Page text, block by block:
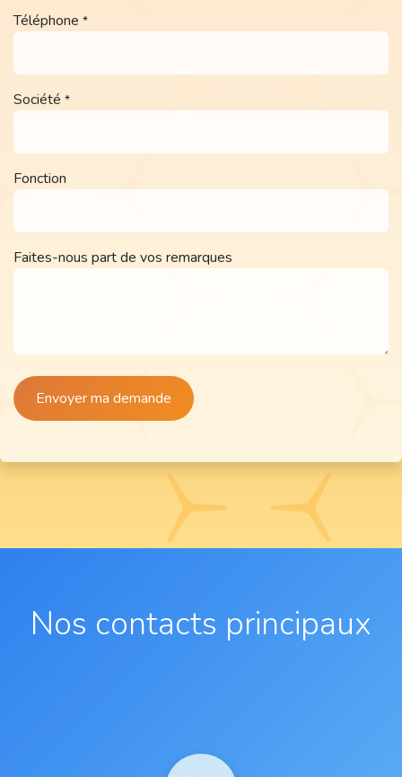
Téléphone *
Société *
Fonction
Faites-nous part de vos remarques
Envoyer ma demande
Nos contacts principaux